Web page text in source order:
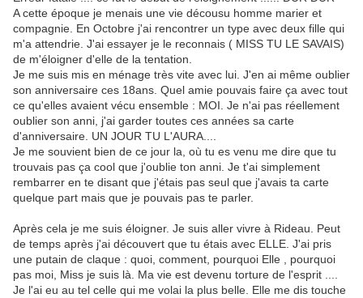
A cette époque je menais une vie décousu homme marier et
compagnie. En Octobre j'ai rencontrer un type avec deux fille qui
m'a attendrie. J'ai essayer je le reconnais ( MISS TU LE SAVAIS)
de m'éloigner d'elle de la tentation.
Je me suis mis en ménage très vite avec lui. J'en ai même oublier
son anniversaire ces 18ans. Quel amie pouvais faire ça avec tout
ce qu'elles avaient vécu ensemble : MOI. Je n'ai pas réellement
oublier son anni, j'ai garder toutes ces années sa carte
d'anniversaire. UN JOUR TU L'AURA....
Je me souvient bien de ce jour la, où tu es venu me dire que tu
trouvais pas ça cool que j'oublie ton anni. Je t'ai simplement
rembarrer en te disant que j'étais pas seul que j'avais ta carte
quelque part mais que je pouvais pas te parler.
Après cela je me suis éloigner. Je suis aller vivre à Rideau. Peut
de temps après j'ai découvert que tu étais avec ELLE. J'ai pris
une putain de claque : quoi, comment, pourquoi Elle , pourquoi
pas moi, Miss je suis là. Ma vie est devenu torture de l'esprit ....
Je l'ai eu au tel celle qui me volai la plus belle. Elle me dis touche